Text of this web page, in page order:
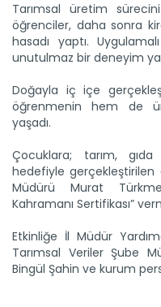
Tarımsal üretim
öğrenciler, daha sonra
hasadı yaptı.
unutulmaz bir deneyim
Doğayla iç içe
öğrenmenin hem de
yaşadı.
Çocuklara; tarım,
hedefiyle gerçekleştirilen
Müdürü Murat
Kahramanı Sertifikası”
Etkinliğe İl Müdür
Tarımsal Veriler Şube
Bingül Şahin ve kurum
Kağızman kayısısı
Kars'ın Kağızman
Devamını Oku ->
Fındık emekçileri
Türkiye’nin fındık üretim